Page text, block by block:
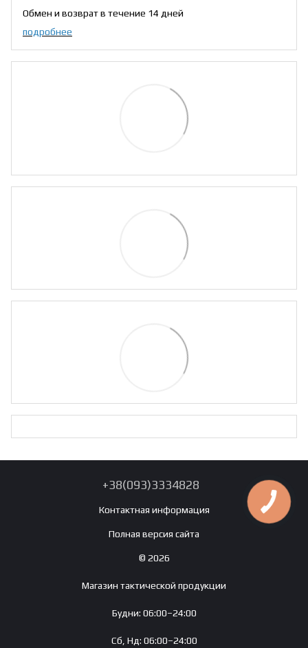
Обмен и возврат в течение 14 дней
подробнее
+38(093)3334828
Контактная информация
Полная версия сайта
© 2026
Магазин тактической продукции
Будни: 06:00–24:00
Сб, Нд: 06:00–24:00